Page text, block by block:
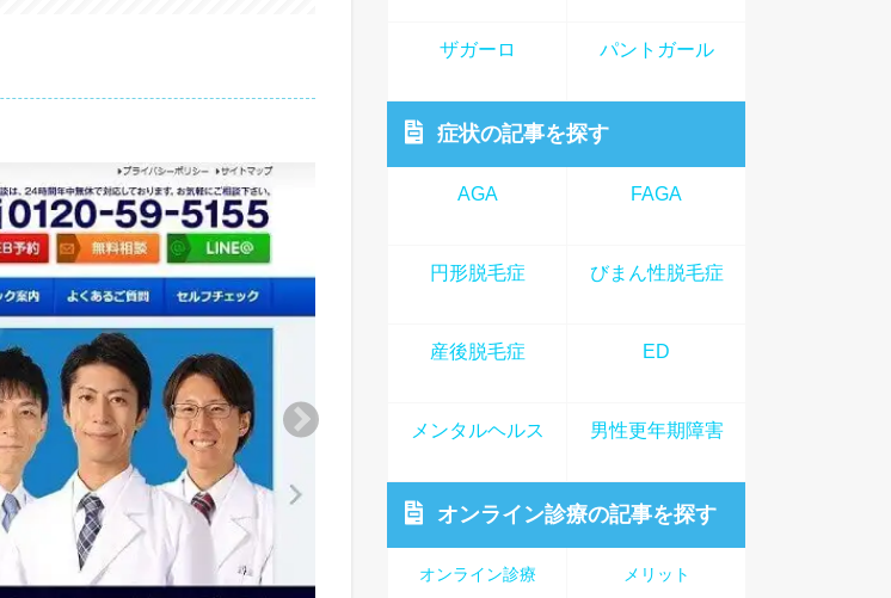
ザガーロ パントガール
症状の記事を探す
AGA FAGA
円形脱毛症 びまん性脱毛症
産後脱毛症 ED
メンタルヘルス 男性更年期障害
オンライン診療の記事を探す
オンライン診療 メリット